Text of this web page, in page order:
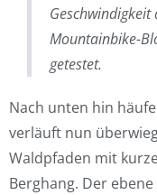
Geschwindigkeit
Mountainbike-
getestet.
Nach unten hin
verläuft nun
Waldpfaden mit
Berghang. Der